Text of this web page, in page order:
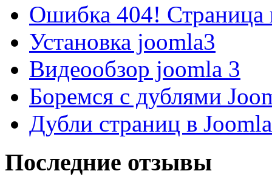
Ошибка 404! Страница
Установка joomla3
Видеообзор joomla 3
Боремся с дублями
Дубли страниц в
Последние отзывы